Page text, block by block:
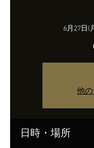
6月27日(
他
日時・場所